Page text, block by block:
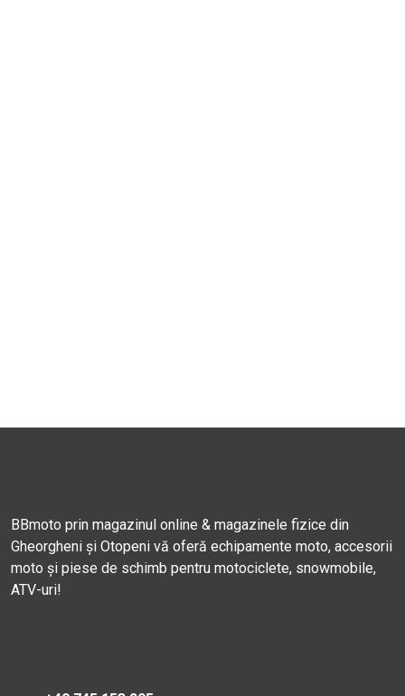
BBmoto prin magazinul online & magazinele fizice din
Gheorgheni și Otopeni vă oferă echipamente moto, accesorii
moto și piese de schimb pentru motociclete, snowmobile,
ATV-uri!